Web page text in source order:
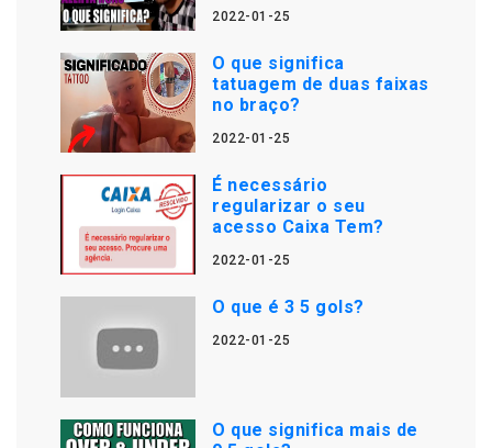
2022-01-25
O que significa
tatuagem de duas faixas
no braço?
2022-01-25
É necessário
regularizar o seu
acesso Caixa Tem?
2022-01-25
O que é 3 5 gols?
2022-01-25
O que significa mais de